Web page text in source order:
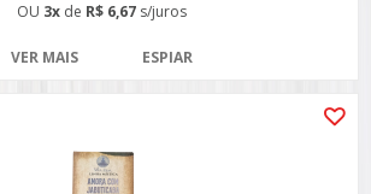
OU 3xde R$ 6,67s/juros
VER MAIS ESPIAR